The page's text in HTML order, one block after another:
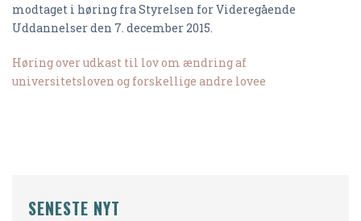
modtaget i høring fra Styrelsen for Videregående
Uddannelser den 7. december 2015.
Høring over udkast til lov om ændring af
universitetsloven og forskellige andre lovee
SENESTE NYT